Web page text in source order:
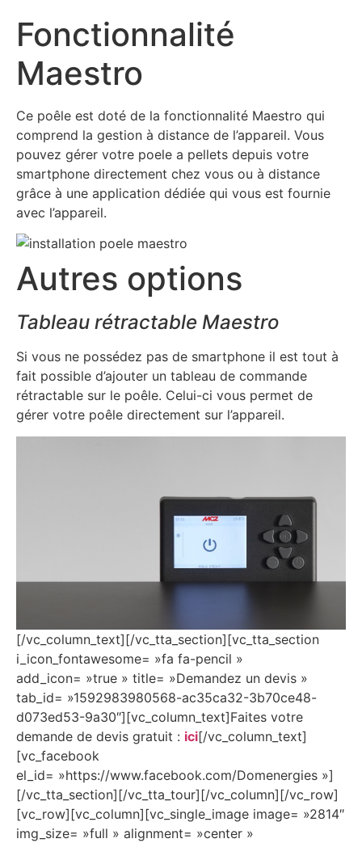
Fonctionnalité
Maestro
Ce poêle est doté de la fonctionnalité Maestro qui
comprend la gestion à distance de l’appareil. Vous
pouvez gérer votre poele a pellets depuis votre
smartphone directement chez vous ou à distance
grâce à une application dédiée qui vous est fournie
avec l’appareil.
Autres options
Tableau rétractable Maestro
Si vous ne possédez pas de smartphone il est tout à
fait possible d’ajouter un tableau de commande
rétractable sur le poêle. Celui-ci vous permet de
gérer votre poêle directement sur l’appareil.
[/vc_column_text][/vc_tta_section][vc_tta_section
i_icon_fontawesome= »fa fa-pencil »
add_icon= »true » title= »Demandez un devis »
tab_id= »1592983980568-ac35ca32-3b70ce48-
d073ed53-9a30″][vc_column_text]Faites votre
demande de devis gratuit : ici[/vc_column_text]
[vc_facebook
el_id= »https://www.facebook.com/Domenergies »]
[/vc_tta_section][/vc_tta_tour][/vc_column][/vc_row]
[vc_row][vc_column][vc_single_image image= »2814″
img_size= »full » alignment= »center »